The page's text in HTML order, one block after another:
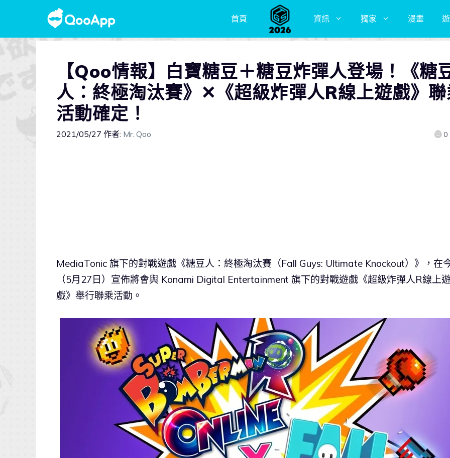
首頁 資訊 獨家 漫畫
【Qoo情報】白寶糖豆＋糖豆炸彈人登場！《糖
人：終極淘汰賽》✕《超級炸彈人R線上遊戲》
活動確定！
2021/05/27 作者: Mr. Qoo 0
MediaTonic 旗下的對戰遊戲《糖豆人：終極淘汰賽（Fall Guys: Ultimate Knockout）》，在
（5月27日）宣佈將會與 Konami Digital Entertainment 旗下的對戰遊戲《超級炸彈人R線上
戲》舉行聯乘活動。